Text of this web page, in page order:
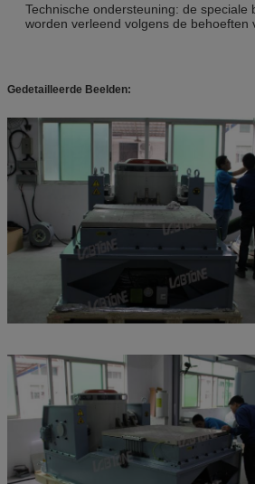
Technische ondersteuning: de speciale
worden verleend volgens de behoeften
Gedetailleerde Beelden: